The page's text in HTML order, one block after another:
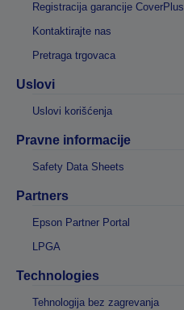
Registracija garancije CoverPlus
Kontaktirajte nas
Pretraga trgovaca
Uslovi
Uslovi korišćenja
Pravne informacije
Safety Data Sheets
Partners
Epson Partner Portal
LPGA
Technologies
Tehnologija bez zagrevanja